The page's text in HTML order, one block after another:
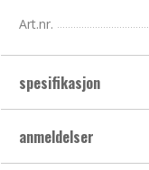
Art.nr.
spesifikasjon
anmeldelser